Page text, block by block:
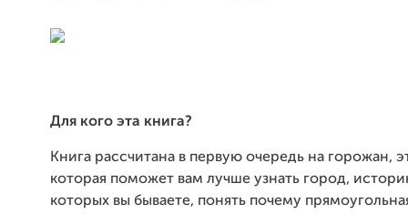
Для кого эта книга?
Книга рассчитана в первую очередь на горожан,
которая поможет вам лучше узнать город,
которых вы бываете, понять почему